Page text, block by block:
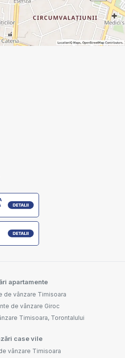
apartamente
de vânzare Timisoara
de vânzare Giroc
Timisoara, Torontalului
case vile
vânzare Timisoara